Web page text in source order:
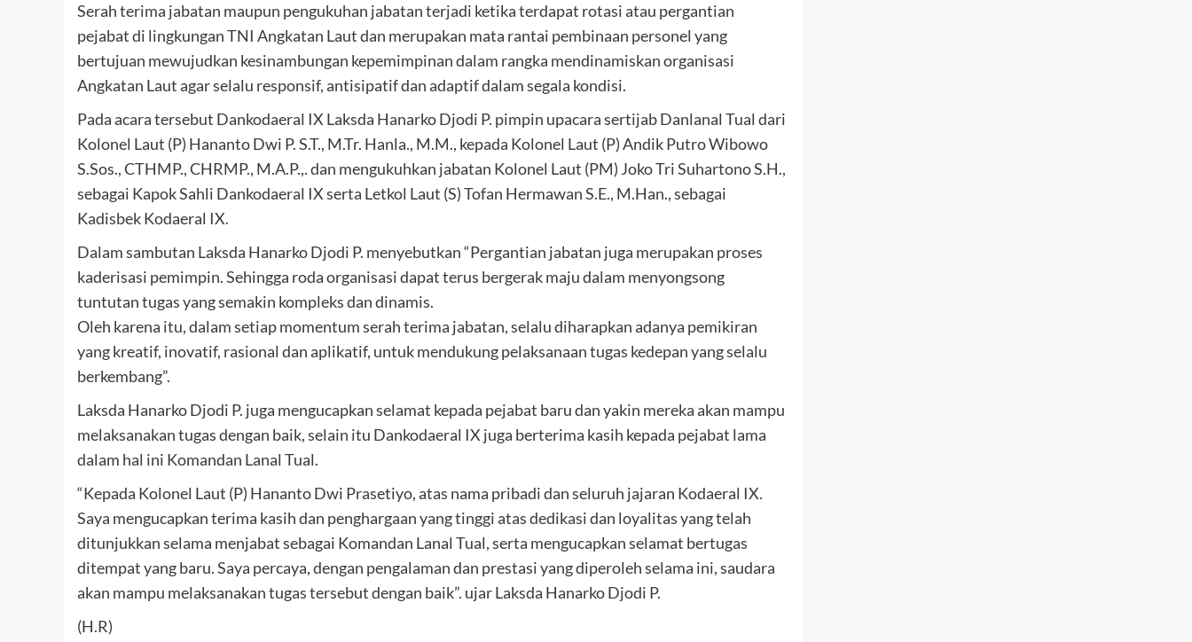
Serah terima jabatan maupun pengukuhan jabatan terjadi ketika terdapat rotasi atau pergantian
pejabat di lingkungan TNI Angkatan Laut dan merupakan mata rantai pembinaan personel yang
bertujuan mewujudkan kesinambungan kepemimpinan dalam rangka mendinamiskan organisasi
Angkatan Laut agar selalu responsif, antisipatif dan adaptif dalam segala kondisi.
Pada acara tersebut Dankodaeral IX Laksda Hanarko Djodi P. pimpin upacara sertijab Danlanal Tual dari
Kolonel Laut (P) Hananto Dwi P. S.T., M.Tr. Hanla., M.M., kepada Kolonel Laut (P) Andik Putro Wibowo
S.Sos., CTHMP., CHRMP., M.A.P.,. dan mengukuhkan jabatan Kolonel Laut (PM) Joko Tri Suhartono S.H.,
sebagai Kapok Sahli Dankodaeral IX serta Letkol Laut (S) Tofan Hermawan S.E., M.Han., sebagai
Kadisbek Kodaeral IX.
Dalam sambutan Laksda Hanarko Djodi P. menyebutkan “Pergantian jabatan juga merupakan proses
kaderisasi pemimpin. Sehingga roda organisasi dapat terus bergerak maju dalam menyongsong
tuntutan tugas yang semakin kompleks dan dinamis.
Oleh karena itu, dalam setiap momentum serah terima jabatan, selalu diharapkan adanya pemikiran
yang kreatif, inovatif, rasional dan aplikatif, untuk mendukung pelaksanaan tugas kedepan yang selalu
berkembang”.
Laksda Hanarko Djodi P. juga mengucapkan selamat kepada pejabat baru dan yakin mereka akan mampu
melaksanakan tugas dengan baik, selain itu Dankodaeral IX juga berterima kasih kepada pejabat lama
dalam hal ini Komandan Lanal Tual.
“Kepada Kolonel Laut (P) Hananto Dwi Prasetiyo, atas nama pribadi dan seluruh jajaran Kodaeral IX.
Saya mengucapkan terima kasih dan penghargaan yang tinggi atas dedikasi dan loyalitas yang telah
ditunjukkan selama menjabat sebagai Komandan Lanal Tual, serta mengucapkan selamat bertugas
ditempat yang baru. Saya percaya, dengan pengalaman dan prestasi yang diperoleh selama ini, saudara
akan mampu melaksanakan tugas tersebut dengan baik”. ujar Laksda Hanarko Djodi P.
(H.R)